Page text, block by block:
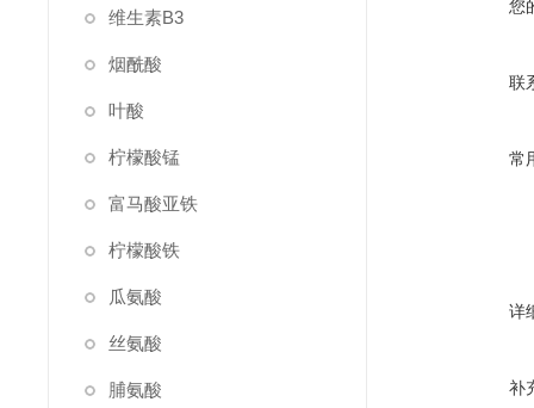
维生素B3
烟酰酸
叶酸
柠檬酸锰
富马酸亚铁
柠檬酸铁
瓜氨酸
丝氨酸
脯氨酸
您
联
常
详
补